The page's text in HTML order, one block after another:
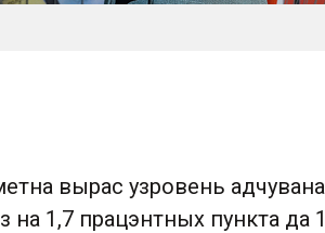
вырас узровень
на 1,7 працэнтных пункта да